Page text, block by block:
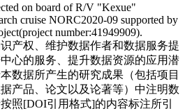
on board of R/V "Kexue"
cruise NORC2020-09 supported by
number:41949909).
产权、维护数据作者和数据服务提
心的服务、提升数据资源的应用潜
数据所产生的研究成果（包括项目
产品、论文以及论著等）中注明数
照[DOI引用格式]的内容标注所引